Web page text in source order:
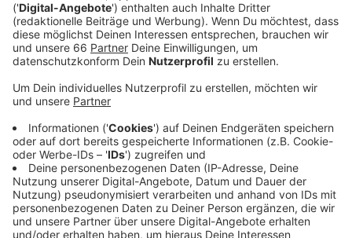
Fahrausweisprüfung und des Sicherheits- und
Serviceteams mit 20 Bodycams ausgestattet. Mit
dem Einsatz der Bodycams möchte die Rheinbahn
testen, inwiefern die Kameras eine deeskalierende
Wirkung in Konfliktsituationen haben.
Veröffentlicht:Donnerstag, 01.08.2024 06:11
Anzeige
Außerdem helfen die Bodycams eine klare Beweislage
zu schaffen, sollte zu Auseinandersetzungen zwischen